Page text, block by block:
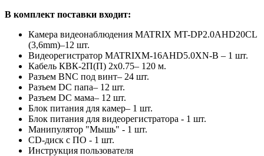
В комплект поставки входит:
Камера видеонаблюдения MATRIX MT-DP2.0AHD20CL
(3,6mm)–12 шт.
Видеорегистратор MATRIXM-16AHD5.0XN-B – 1 шт.
Кабель КВК-2П(П) 2х0.75– 120 м.
Разъем BNC под винт– 24 шт.
Разъем DC папа– 12 шт.
Разъем DC мама– 12 шт.
Блок питания для камер– 1 шт.
Блок питания для видеорегистратора - 1 шт.
Манипулятор "Мышь" - 1 шт.
CD-диск с ПО - 1 шт.
Инструкция пользователя